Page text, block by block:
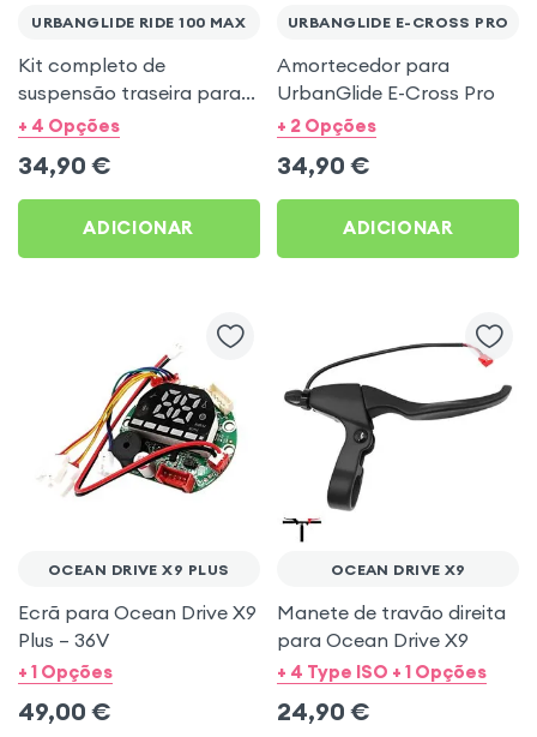
URBANGLIDE RIDE 100 MAX
Kit completo de
suspensão traseira para
UrbanGlide Ride 100 Max
+ 4 Opções
34,90 €
ADICIONAR
URBANGLIDE E-CROSS PRO
Amortecedor para
UrbanGlide E-Cross Pro
+ 2 Opções
34,90 €
ADICIONAR
OCEAN DRIVE X9 PLUS
Ecrã para Ocean Drive X9
Plus – 36V
+ 1 Opções
49,00 €
OCEAN DRIVE X9
Manete de travão direita
para Ocean Drive X9
+ 4 Type ISO + 1 Opções
24,90 €